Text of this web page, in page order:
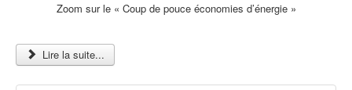
Zoom sur le « Coup de pouce économies d’énergie »
Lire la suite...